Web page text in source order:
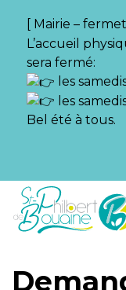
[ Mairie –
L’accueil
sera fermé:
les
les
Bel été à tous.
Aller
Aller
contenu
Aller
pied